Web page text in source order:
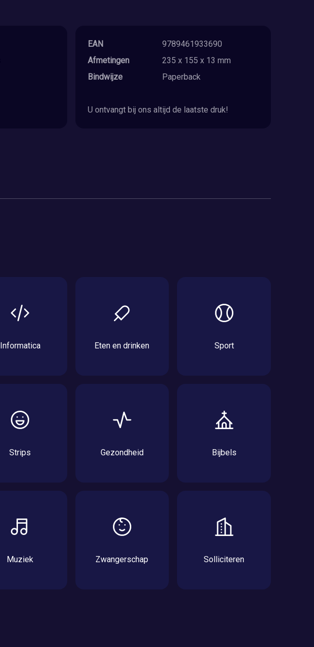
EAN
9789461933690
Afmetingen
235 x 155 x 13 mm
Bindwijze
Paperback
U ontvangt bij ons altijd de laatste druk!
Informatica Eten en drinken Sport
Strips Gezondheid Bijbels
Muziek Zwangerschap Solliciteren